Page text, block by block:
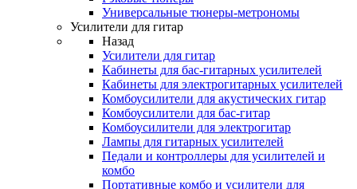
Универсальные тюнеры-метрономы
Усилители для гитар
Назад
Усилители для гитар
Кабинеты для бас-гитарных усилителей
Кабинеты для электрогитарных усилителей
Комбоусилители для акустических гитар
Комбоусилители для бас-гитар
Комбоусилители для электрогитар
Лампы для гитарных усилителей
Педали и контроллеры для усилителей и
комбо
Портативные комбо и усилители для